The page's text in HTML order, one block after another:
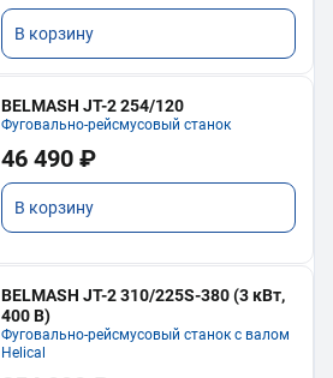
В корзину
BELMASH JT-2 254/120
Фуговально-рейсмусовый станок
46 490 ₽
В корзину
BELMASH JT-2 310/225S-380 (3 кВт,
400 В)
Фуговально-рейсмусовый станок с валом
Helical